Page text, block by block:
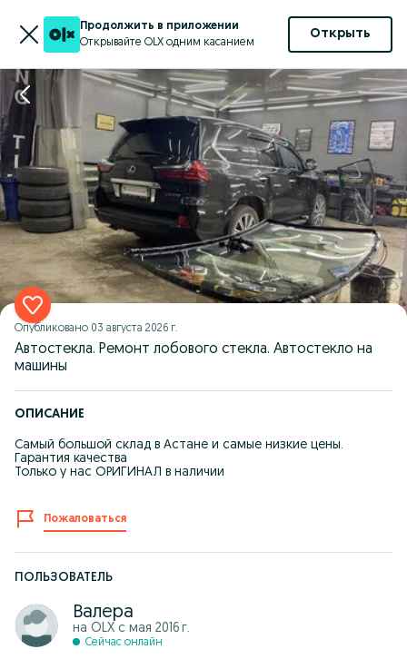
Продолжить в приложении
Открывайте OLX одним касанием
Открыть
Опубликовано 03 августа 2026 г.
Автостекла. Ремонт лобового стекла. Автостекло на
машины
ОПИСАНИЕ
Самый большой склад в Астане и самые низкие цены.
Гарантия качества
Только у нас ОРИГИНАЛ в наличии
Пожаловаться
ПОЛЬЗОВАТЕЛЬ
Валера
на OLX с мая 2016 г.
Сейчас онлайн